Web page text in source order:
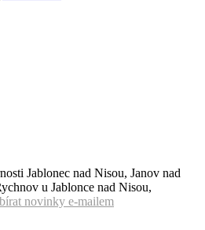
Jablonec nad Nisou, Janov nad
u Jablonce nad Nisou,
novinky e-mailem